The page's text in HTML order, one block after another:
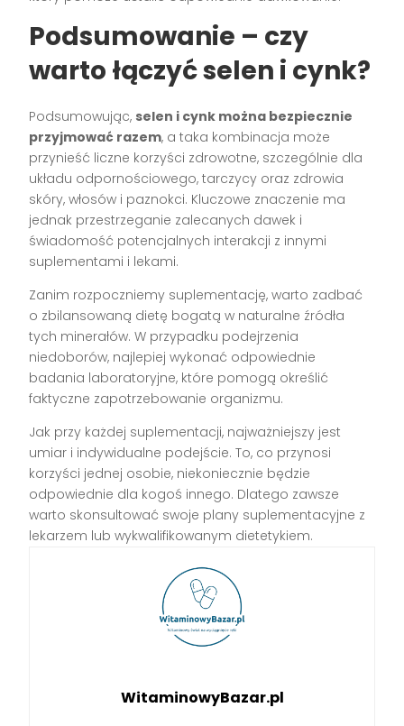
Podsumowanie – czy
warto łączyć selen i cynk?
Podsumowując, selen i cynk można bezpiecznie
przyjmować razem, a taka kombinacja może
przynieść liczne korzyści zdrowotne, szczególnie dla
układu odpornościowego, tarczycy oraz zdrowia
skóry, włosów i paznokci. Kluczowe znaczenie ma
jednak przestrzeganie zalecanych dawek i
świadomość potencjalnych interakcji z innymi
suplementami i lekami.
Zanim rozpoczniemy suplementację, warto zadbać
o zbilansowaną dietę bogatą w naturalne źródła
tych minerałów. W przypadku podejrzenia
niedoborów, najlepiej wykonać odpowiednie
badania laboratoryjne, które pomogą określić
faktyczne zapotrzebowanie organizmu.
Jak przy każdej suplementacji, najważniejszy jest
umiar i indywidualne podejście. To, co przynosi
korzyści jednej osobie, niekoniecznie będzie
odpowiednie dla kogoś innego. Dlatego zawsze
warto skonsultować swoje plany suplementacyjne z
lekarzem lub wykwalifikowanym dietetykiem.
WitaminowyBazar.pl